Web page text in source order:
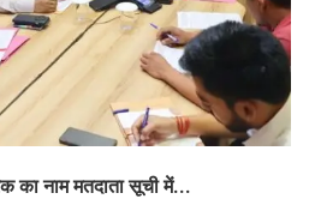
का नाम मतदाता सूची में...